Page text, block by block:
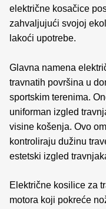
električne kosačice
zahvaljujući svojoj
lakoći upotrebe.
Glavna namena
travnatih površina u
sportskim terenima.
uniforman izgled
visine košenja. Ovo
kontroliraju dužinu
estetski izgled
Električne kosilice za
motora koji pokreće